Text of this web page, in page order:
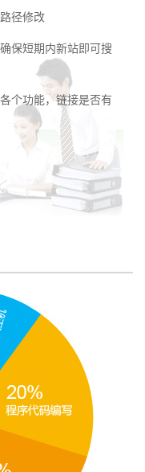
径修改
保短期内新站即可搜
个功能，链接是否有